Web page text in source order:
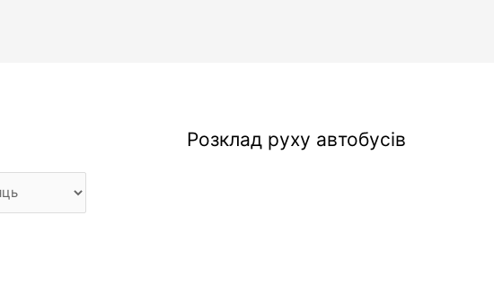
Розклад руху автобусів